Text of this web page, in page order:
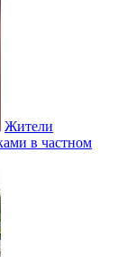
Жители
в частном